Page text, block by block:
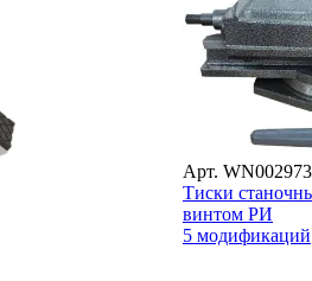
Арт.
Тиски
винтом РИ
5 модификаций